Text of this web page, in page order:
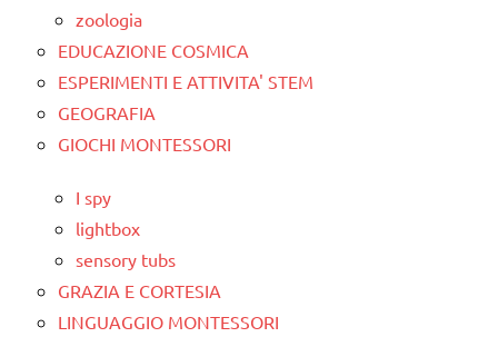
zoologia
EDUCAZIONE COSMICA
ESPERIMENTI E ATTIVITA' STEM
GEOGRAFIA
GIOCHI MONTESSORI
I spy
lightbox
sensory tubs
GRAZIA E CORTESIA
LINGUAGGIO MONTESSORI